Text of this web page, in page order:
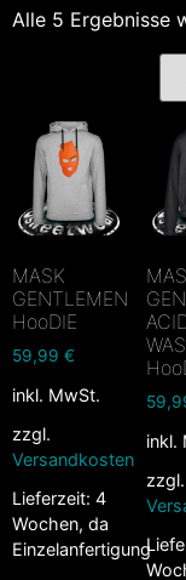
Alle 5 Ergebnisse
MASK
GENTLEMEN
HooDIE
59,99 €
inkl. MwSt.
zzgl.
Versandkosten
Lieferzeit: 4
Wochen, da
Einzelanfertigung
inkl.
zzgl.